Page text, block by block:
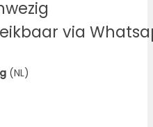
via
(NL)